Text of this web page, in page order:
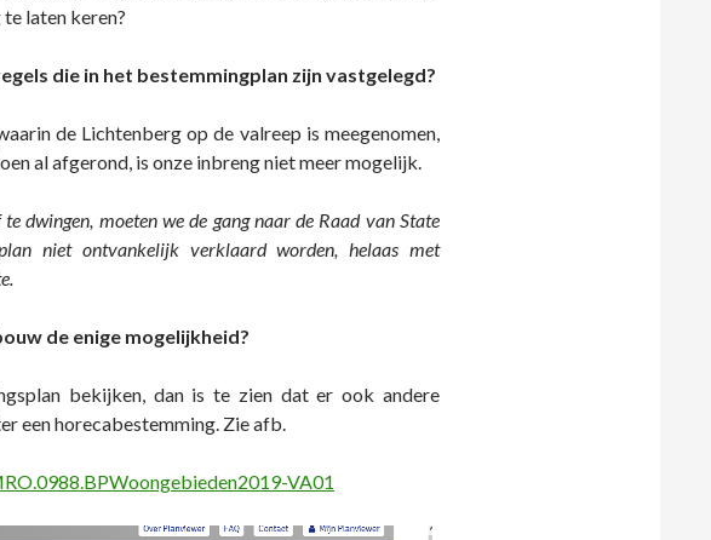
laten keren?
die in het bestemmingplan zijn vastgelegd?
de Lichtenberg op de valreep is meegenomen,
al afgerond, is onze inbreng niet meer mogelijk.
dwingen, moeten we de gang naar de Raad van State
niet ontvankelijk verklaard worden, helaas met
de enige mogelijkheid?
bekijken, dan is te zien dat er ook andere
een horecabestemming. Zie afb.
VA01